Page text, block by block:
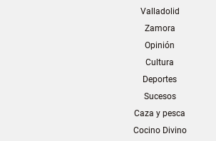
Valladolid
Zamora
Opinión
Cultura
Deportes
Sucesos
Caza y pesca
Cocino Divino